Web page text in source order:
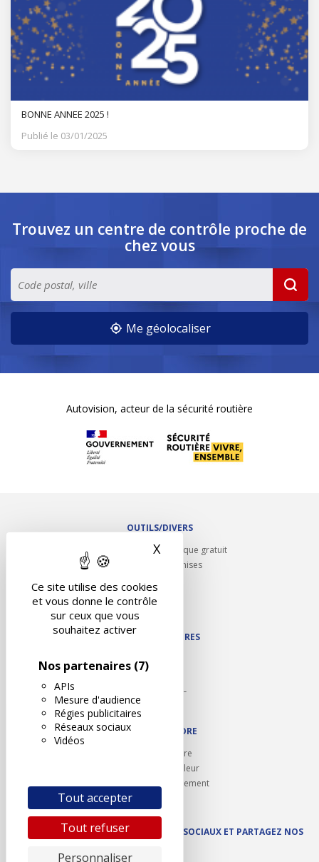
Ce site utilise des cookies
et vous donne le contrôle
sur ceux que vous
souhaitez activer
Nos partenaires (7)
APIs
Mesure d'audience
Régies publicitaires
Réseaux sociaux
Vidéos
Tout accepter
Tout refuser
Personnaliser
X Masquer le bandeau des
BONNE ANNEE 2025 !
Publié le 03/01/2025
Trouvez un centre de contrôle proche de
chez vous
Me géolocaliser
Autovision, acteur de la sécurité routière
OUTILS/DIVERS
Rappel contrôle technique gratuit
Partenariats/Remises
Contact
NOS PARTENAIRES
Autodidact
Karoil
Autovision PL
Motovision
NOUS REJOINDRE
Ouvrir un centre
Devenez contrôleur
Carrières et recrutement
SUIVEZ AUTOVISION SUR LES RÉSEAUX SOCIAUX ET PARTAGEZ NOS